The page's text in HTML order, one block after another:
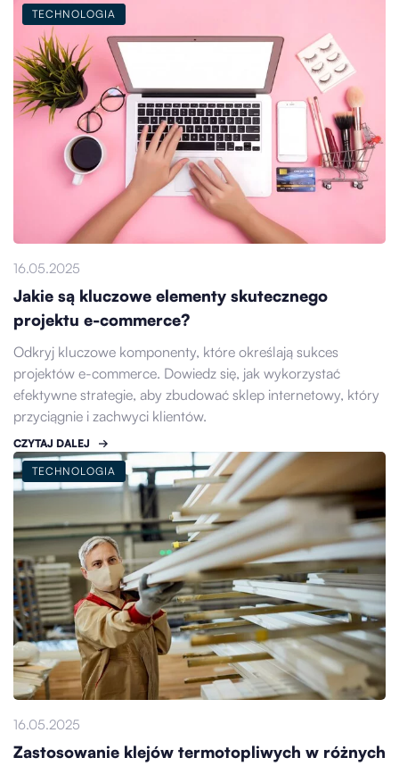
TECHNOLOGIA
16.05.2025
Jakie są kluczowe elementy skutecznego
projektu e-commerce?
Odkryj kluczowe komponenty, które określają sukces
projektów e-commerce. Dowiedz się, jak wykorzystać
efektywne strategie, aby zbudować sklep internetowy, który
przyciągnie i zachwyci klientów.
CZYTAJ DALEJ
TECHNOLOGIA
16.05.2025
Zastosowanie klejów termotopliwych w różnych